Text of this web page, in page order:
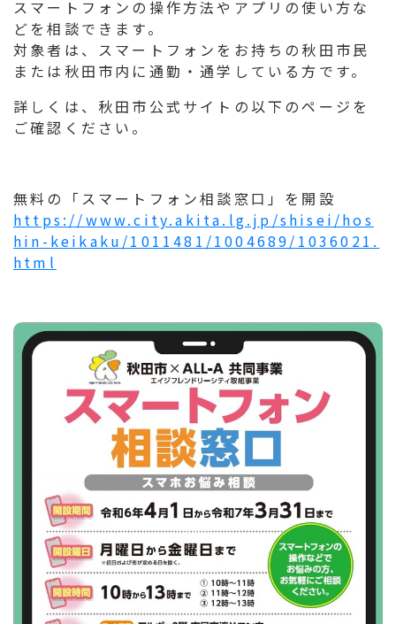
スマートフォンの操作方法やアプリの使い方な
どを相談できます。
対象者は、スマートフォンをお持ちの秋田市民
または秋田市内に通勤・通学している方です。
詳しくは、秋田市公式サイトの以下のページを
ご確認ください。
無料の「スマートフォン相談窓口」を開設
https://www.city.akita.lg.jp/shisei/hos
hin-keikaku/1011481/1004689/1036021.
html